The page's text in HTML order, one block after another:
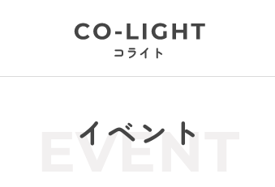
イベント
EVENT